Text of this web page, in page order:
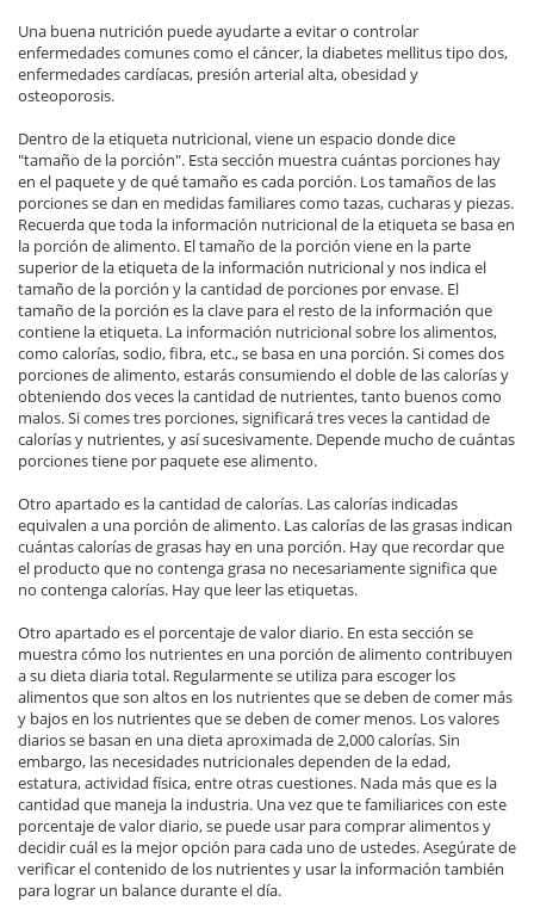
Una buena nutrición puede ayudarte a evitar o controlar
enfermedades comunes como el cáncer, la diabetes mellitus tipo dos,
enfermedades cardíacas, presión arterial alta, obesidad y
osteoporosis.
Dentro de la etiqueta nutricional, viene un espacio donde dice
"tamaño de la porción". Esta sección muestra cuántas porciones hay
en el paquete y de qué tamaño es cada porción. Los tamaños de las
porciones se dan en medidas familiares como tazas, cucharas y piezas.
Recuerda que toda la información nutricional de la etiqueta se basa en
la porción de alimento. El tamaño de la porción viene en la parte
superior de la etiqueta de la información nutricional y nos indica el
tamaño de la porción y la cantidad de porciones por envase. El
tamaño de la porción es la clave para el resto de la información que
contiene la etiqueta. La información nutricional sobre los alimentos,
como calorías, sodio, fibra, etc., se basa en una porción. Si comes dos
porciones de alimento, estarás consumiendo el doble de las calorías y
obteniendo dos veces la cantidad de nutrientes, tanto buenos como
malos. Si comes tres porciones, significará tres veces la cantidad de
calorías y nutrientes, y así sucesivamente. Depende mucho de cuántas
porciones tiene por paquete ese alimento.
Otro apartado es la cantidad de calorías. Las calorías indicadas
equivalen a una porción de alimento. Las calorías de las grasas indican
cuántas calorías de grasas hay en una porción. Hay que recordar que
el producto que no contenga grasa no necesariamente significa que
no contenga calorías. Hay que leer las etiquetas.
Otro apartado es el porcentaje de valor diario. En esta sección se
muestra cómo los nutrientes en una porción de alimento contribuyen
a su dieta diaria total. Regularmente se utiliza para escoger los
alimentos que son altos en los nutrientes que se deben de comer más
y bajos en los nutrientes que se deben de comer menos. Los valores
diarios se basan en una dieta aproximada de 2,000 calorías. Sin
embargo, las necesidades nutricionales dependen de la edad,
estatura, actividad física, entre otras cuestiones. Nada más que es la
cantidad que maneja la industria. Una vez que te familiarices con este
porcentaje de valor diario, se puede usar para comprar alimentos y
decidir cuál es la mejor opción para cada uno de ustedes. Asegúrate de
verificar el contenido de los nutrientes y usar la información también
para lograr un balance durante el día.